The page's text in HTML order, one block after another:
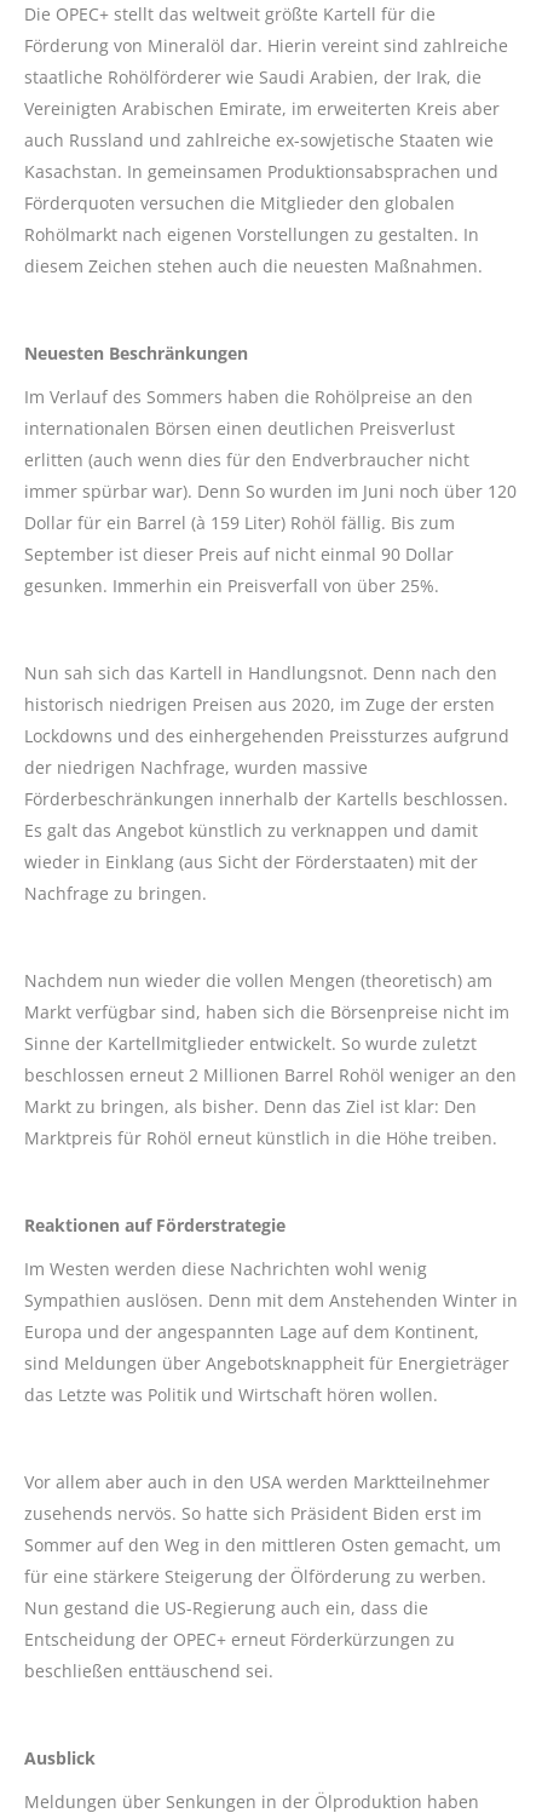
Die OPEC+ stellt das weltweit größte Kartell für die
Förderung von Mineralöl dar. Hierin vereint sind zahlreiche
staatliche Rohölförderer wie Saudi Arabien, der Irak, die
Vereinigten Arabischen Emirate, im erweiterten Kreis aber
auch Russland und zahlreiche ex-sowjetische Staaten wie
Kasachstan. In gemeinsamen Produktionsabsprachen und
Förderquoten versuchen die Mitglieder den globalen
Rohölmarkt nach eigenen Vorstellungen zu gestalten. In
diesem Zeichen stehen auch die neuesten Maßnahmen.
Neuesten Beschränkungen
Im Verlauf des Sommers haben die Rohölpreise an den
internationalen Börsen einen deutlichen Preisverlust
erlitten (auch wenn dies für den Endverbraucher nicht
immer spürbar war). Denn So wurden im Juni noch über 120
Dollar für ein Barrel (à 159 Liter) Rohöl fällig. Bis zum
September ist dieser Preis auf nicht einmal 90 Dollar
gesunken. Immerhin ein Preisverfall von über 25%.
Nun sah sich das Kartell in Handlungsnot. Denn nach den
historisch niedrigen Preisen aus 2020, im Zuge der ersten
Lockdowns und des einhergehenden Preissturzes aufgrund
der niedrigen Nachfrage, wurden massive
Förderbeschränkungen innerhalb der Kartells beschlossen.
Es galt das Angebot künstlich zu verknappen und damit
wieder in Einklang (aus Sicht der Förderstaaten) mit der
Nachfrage zu bringen.
Nachdem nun wieder die vollen Mengen (theoretisch) am
Markt verfügbar sind, haben sich die Börsenpreise nicht im
Sinne der Kartellmitglieder entwickelt. So wurde zuletzt
beschlossen erneut 2 Millionen Barrel Rohöl weniger an den
Markt zu bringen, als bisher. Denn das Ziel ist klar: Den
Marktpreis für Rohöl erneut künstlich in die Höhe treiben.
Reaktionen auf Förderstrategie
Im Westen werden diese Nachrichten wohl wenig
Sympathien auslösen. Denn mit dem Anstehenden Winter in
Europa und der angespannten Lage auf dem Kontinent,
sind Meldungen über Angebotsknappheit für Energieträger
das Letzte was Politik und Wirtschaft hören wollen.
Vor allem aber auch in den USA werden Marktteilnehmer
zusehends nervös. So hatte sich Präsident Biden erst im
Sommer auf den Weg in den mittleren Osten gemacht, um
für eine stärkere Steigerung der Ölförderung zu werben.
Nun gestand die US-Regierung auch ein, dass die
Entscheidung der OPEC+ erneut Förderkürzungen zu
beschließen enttäuschend sei.
Ausblick
Meldungen über Senkungen in der Ölproduktion haben